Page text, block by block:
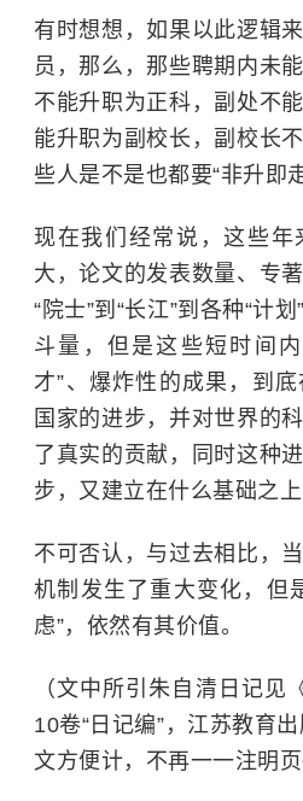
有时想想，如果以此逻辑
员，那么，那些聘期内未
不能升职为正科，副处不
能升职为副校长，副校长
些人是不是也都要“非升即走
现在我们经常说，这些年
大，论文的发表数量、专
“院士”到“长江”到各种“计
斗量，但是这些短时间
才”、爆炸性的成果，到
国家的进步，并对世界的
了真实的贡献，同时这种
步，又建立在什么基础之上
不可否认，与过去相比，
机制发生了重大变化，但
虑”，依然有其价值。
（文中所引朱自清日记见
10卷“日记编”，江苏教育
文方便计，不再一一注明页